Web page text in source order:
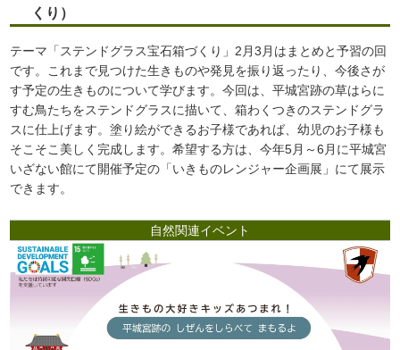
くり）
テーマ「ステンドグラス宝石箱づくり」2月3月はまとめと予習の回
です。これまで見つけた生きものや発見を振り返ったり、今後さが
す予定の生きものについて学びます。今回は、平城宮跡の草はらに
すむ鳥たちをステンドグラスに描いて、箱わくつきのステンドグラ
スに仕上げます。塗り絵ができるお子様であれば、幼児のお子様も
そこそこ美しく完成します。希望する方は、今年5月～6月に平城宮
いざない館にて開催予定の「いきものレンジャー企画展」にて展示
できます。
自然関連イベント